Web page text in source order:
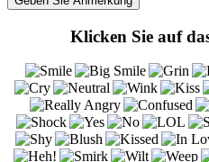
Klicken Sie auf